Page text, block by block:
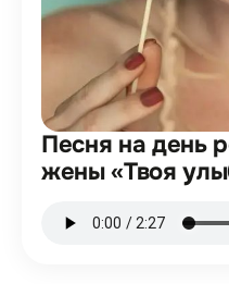
Песня на день
жены «Твоя